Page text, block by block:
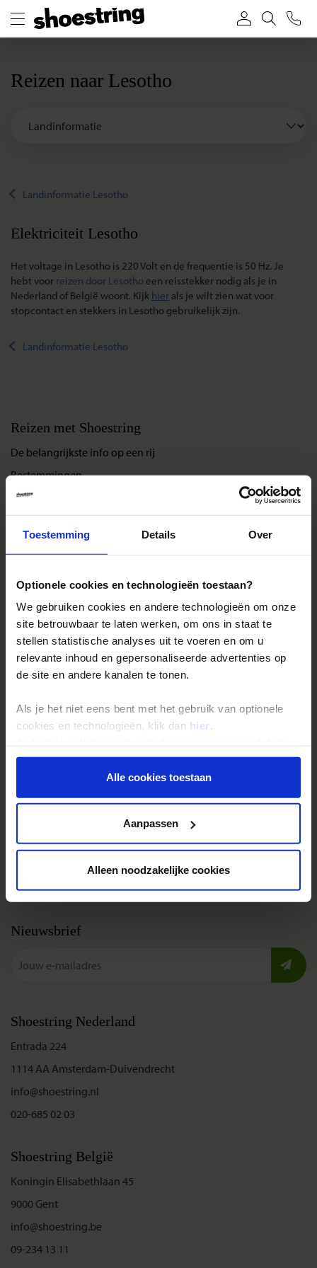
Toestemming Details Over
Optionele cookies en technologieën toestaan?
We gebruiken cookies en andere technologieën om onze
site betrouwbaar te laten werken, om ons in staat te
stellen statistische analyses uit te voeren en om u
relevante inhoud en gepersonaliseerde advertenties op
de site en andere kanalen te tonen.
Als je het niet eens bent met het gebruik van optionele
cookies en technologieën, klik dan hier .
onder aan de pagina op elk gewenst moment voor de
toekomst wijzigen.Alle cookies toestaan
Aanpassen
Alleen noodzakelijke cookies
Reizen naar Lesotho
Landinformatie Lesotho
Elektriciteit Lesotho
Het voltage in Lesotho is 220 Volt en de frequentie is 50 Hz. Je
hebt voor reizen door Lesotho een reisstekker nodig als je in
Nederland of België woont. Kijk hier als je wilt zien wat voor
stopcontact en stekkers in Lesotho gebruikelijk zijn.
Landinformatie Lesotho
Reizen met Shoestring
De belangrijkste info op een rij
Bestemmingen
Duurzaam reizen
Reis- en annuleringsvoorwaarden
Veelgestelde vragen
Reisthema's
Groepsreizen
Single reizen
Festivalreizen
Gegarandeerde reizen
Nieuwe reizen
Bel, mail of chat met ons
Cookies instellingen
Disclaimer & copyright
Vacatures
Nieuwsbrief
Shoestring Nederland
Entrada 224
1114 AA Amsterdam-Duivendrecht
info@shoestring.nl
020-685 02 03
Shoestring België
Koningin Elisabethlaan 45
9000 Gent
info@shoestring.be
09-234 13 11